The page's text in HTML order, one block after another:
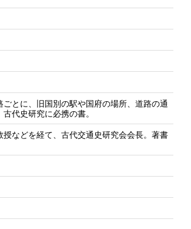
とに、旧国別の駅や国府の場所、道路の通
代史研究に必携の書。
などを経て、古代交通史研究会会長。著書